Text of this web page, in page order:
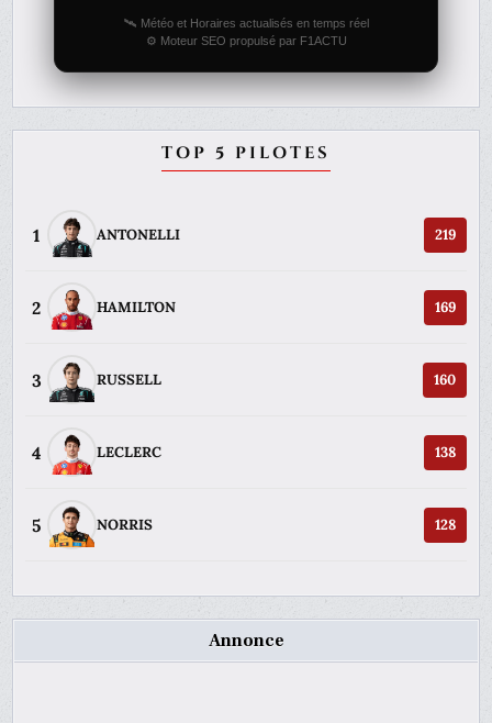
🛰️ Météo et Horaires actualisés en temps réel
⚙️ Moteur SEO propulsé par F1ACTU
TOP 5 PILOTES
1 ANTONELLI 219
2 HAMILTON 169
3 RUSSELL 160
4 LECLERC 138
5 NORRIS 128
Annonce